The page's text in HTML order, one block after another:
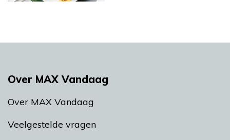
Over MAX Vandaag
Over MAX Vandaag
Veelgestelde vragen